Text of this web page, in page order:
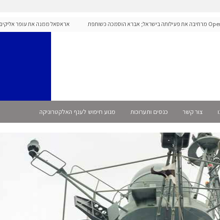
OpenAI מרחיבה את פעילותה בישראל; אברא הוסמכה כשותפת
אראסאל ממנה את עופר אליקים
צור קשר כנסים ותערוכות מנוע חיפוש לענף האלקטרוניקה